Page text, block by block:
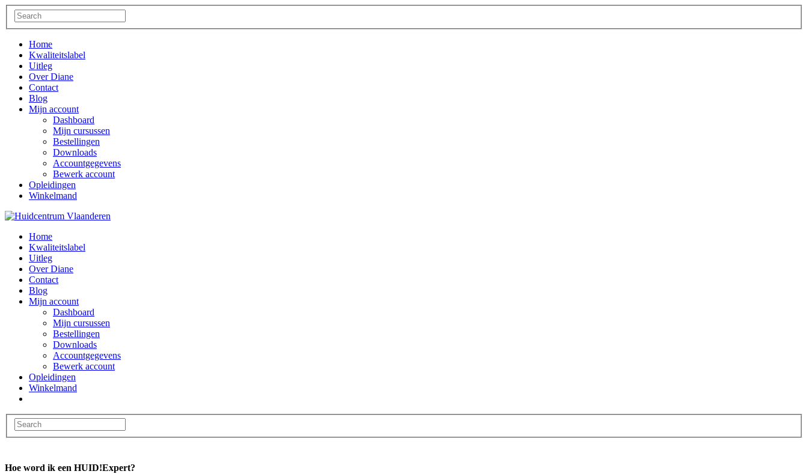
Home
Kwaliteitslabel
Uitleg
Over Diane
Contact
Blog
Mijn account
Dashboard
Mijn cursussen
Bestellingen
Downloads
Accountgegevens
Bewerk account
Opleidingen
Winkelmand
Home
Kwaliteitslabel
Uitleg
Over Diane
Contact
Blog
Mijn account
Dashboard
Mijn cursussen
Bestellingen
Downloads
Accountgegevens
Bewerk account
Opleidingen
Winkelmand
Hoe word ik een HUID!Expert?